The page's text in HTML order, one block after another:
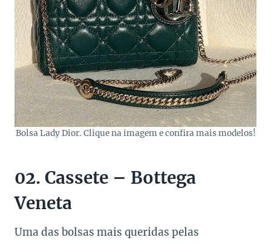
Bolsa Lady Dior. Clique na imagem e confira mais modelos!
02. Cassete – Bottega
Veneta
Uma das bolsas mais queridas pelas